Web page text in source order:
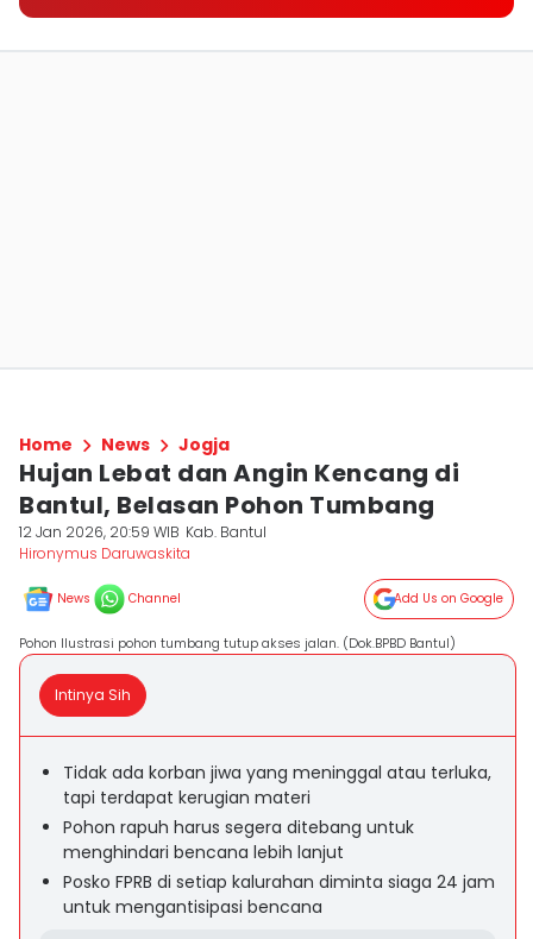
Home News Jogja
Hujan Lebat dan Angin Kencang di
Bantul, Belasan Pohon Tumbang
12 Jan 2026, 20:59 WIB Kab. Bantul
Hironymus Daruwaskita
News Channel Add Us on Google
Pohon Ilustrasi pohon tumbang tutup akses jalan. (Dok.BPBD Bantul)
Intinya Sih
Tidak ada korban jiwa yang meninggal atau terluka,
tapi terdapat kerugian materi
Pohon rapuh harus segera ditebang untuk
menghindari bencana lebih lanjut
Posko FPRB di setiap kalurahan diminta siaga 24 jam
untuk mengantisipasi bencana